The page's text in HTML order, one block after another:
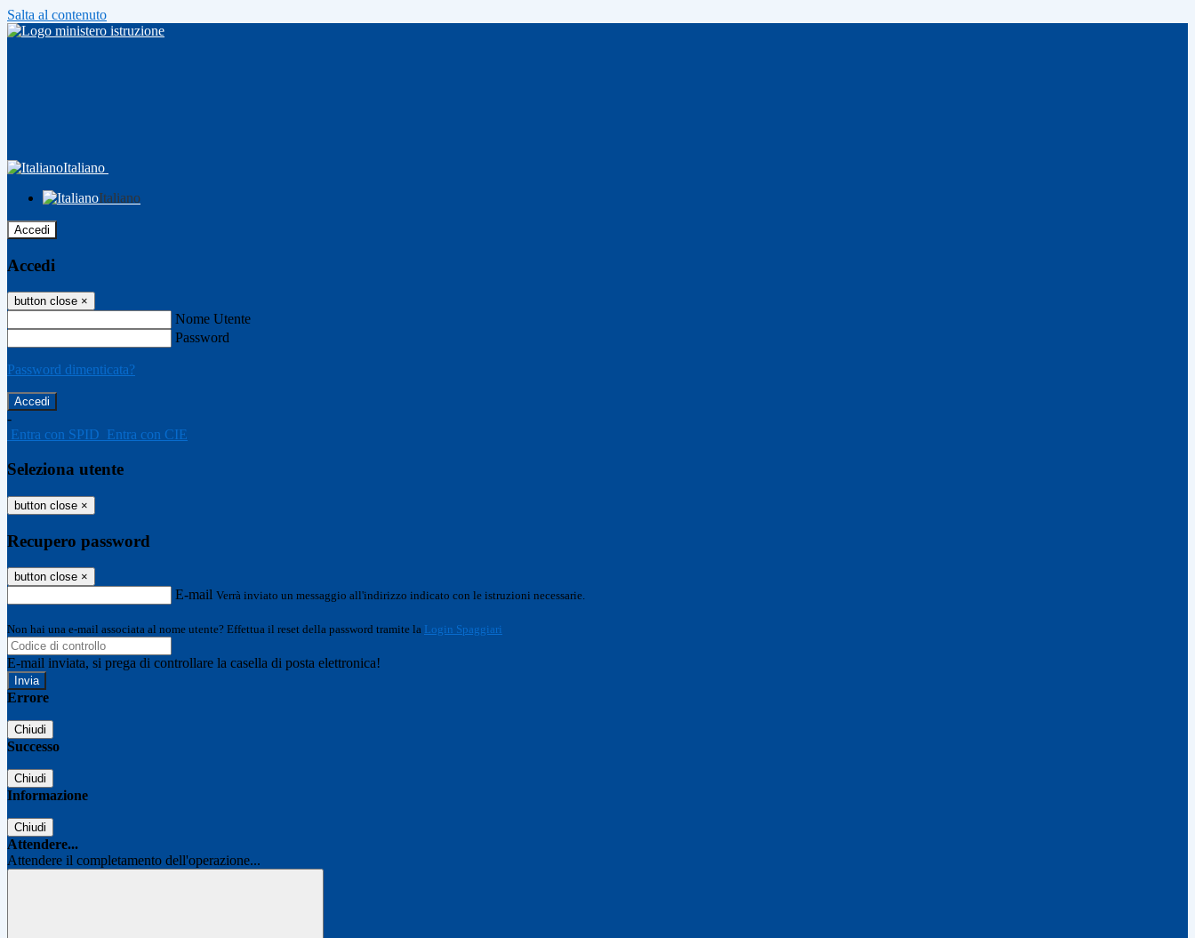
Salta al contenuto
Italiano
Italiano
Accedi
Accedi
button close ×
Nome Utente
Password
Password dimenticata?
-
Entra con SPID Entra con CIE
Seleziona utente
button close ×
Recupero password
button close ×
E-mail Verrà inviato un messaggio all'indirizzo indicato con le istruzioni necessarie.
Non hai una e-mail associata al nome utente? Effettua il reset della password tramite la Login Spaggiari
E-mail inviata, si prega di controllare la casella di posta elettronica!
Errore
Chiudi
Successo
Chiudi
Informazione
Chiudi
Attendere...
Attendere il completamento dell'operazione...